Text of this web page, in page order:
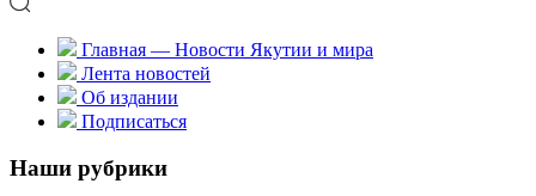
Главная — Новости Якутии и мира
Лента новостей
Об издании
Подписаться
Наши рубрики